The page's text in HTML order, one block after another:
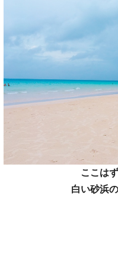
ここは
白い砂浜